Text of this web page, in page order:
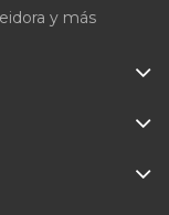
y más